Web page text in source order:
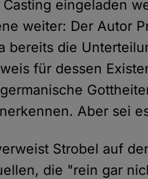
eingeladen
weiter: Der Autor
bereits die
für dessen
Aber sei
Strobel auf
die "rein gar